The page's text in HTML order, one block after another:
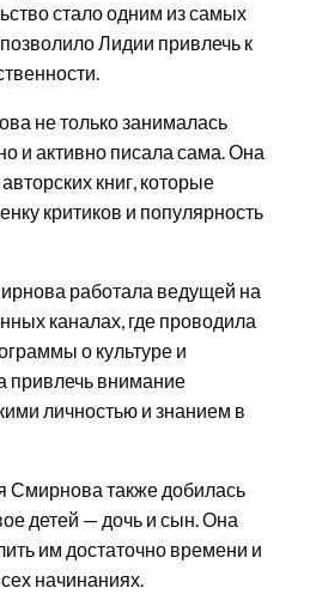
стало одним из самых
Лидии привлечь к
не только занималась
и активно писала сама. Она
книг, которые
критиков и популярность
работала ведущей на
каналах, где проводила
о культуре и
привлечь внимание
личностью и знанием в
Смирнова также добилась
детей — дочь и сын. Она
им достаточно времени и
начинаниях.